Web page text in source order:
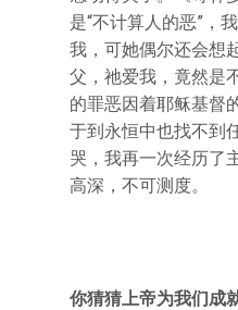
是“不计算人的恶”，
我，可她偶尔还会想
父，祂爱我，竟然是
的罪恶因着耶稣基督
于到永恒中也找不到
哭，我再一次经历了
高深，不可测度。
你猜猜上帝为我们成